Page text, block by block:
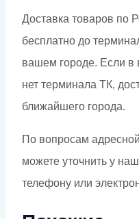
Доставка товаров по
бесплатно до
вашем городе. Если в
нет терминала ТК,
ближайшего города.
По вопросам
можете уточнить у
телефону или